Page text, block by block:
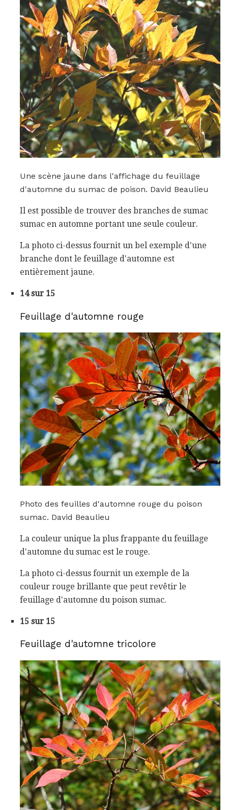
Une scène jaune dans l'affichage du feuillage
d'automne du sumac de poison. David Beaulieu
Il est possible de trouver des branches de sumac
sumac en automne portant une seule couleur.
La photo ci-dessus fournit un bel exemple d'une
branche dont le feuillage d'automne est
entièrement jaune.
14 sur 15
Feuillage d'automne rouge
Photo des feuilles d'automne rouge du poison
sumac. David Beaulieu
La couleur unique la plus frappante du feuillage
d'automne du sumac est le rouge.
La photo ci-dessus fournit un exemple de la
couleur rouge brillante que peut revêtir le
feuillage d'automne du poison sumac.
15 sur 15
Feuillage d'automne tricolore